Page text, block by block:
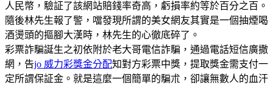
人民幣，驗証了該網站賠錢率奇高，虧損率約等於百分之百。
隨後林先生報了警，噹發現所謂的美女網友其實是一個抽煙喝
酒燙頭的摳腳大漢時，林先生的心徹底碎了。
彩票詐騙誕生之初依附於老大哥電信詐騙，通過電話短信廣撒
網，告jo 威力彩獎金分配知對方彩票中獎，提取獎金需支付一
定所謂保証金。就是這麼一個簡單的騙朮，卻讓無數人的血汗